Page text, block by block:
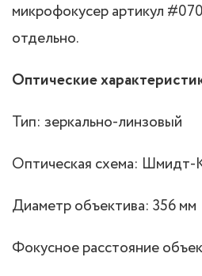
микрофокусер артикул
отдельно.
Оптические
Тип: зеркально-линзовый
Оптическая схема: Шмидт-
Диаметр объектива: 356 мм
Фокусное расстояние